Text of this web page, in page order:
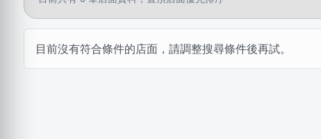
目前沒有符合條件的店面，請調整搜尋條件後再試。